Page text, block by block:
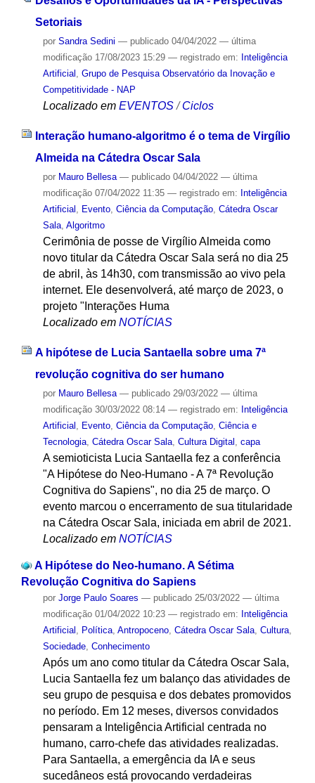
Setoriais
por Sandra Sedini — publicado04/04/2022 — última
modificação17/08/2023 15:29 — registrado em: Inteligência
Artificial , Grupo de Pesquisa Observatório da Inovação e
Competitividade - NAP
Localizado em EVENTOS /Ciclos
Interação humano-algoritmo é o tema de Virgílio
Almeida na Cátedra Oscar Sala
por Mauro Bellesa — publicado04/04/2022 — última
modificação07/04/2022 11:35 — registrado em: Inteligência
Artificial , Evento, Ciência da Computação, Cátedra Oscar
Sala, Algoritmo
Cerimônia de posse de Virgílio Almeida como
novo titular da Cátedra Oscar Sala será no dia 25
de abril, às 14h30, com transmissão ao vivo pela
internet. Ele desenvolverá, até março de 2023, o
projeto "Interações Huma
Localizado em NOTÍCIAS
A hipótese de Lucia Santaella sobre uma 7ª
revolução cognitiva do ser humano
por Mauro Bellesa — publicado29/03/2022 — última
modificação30/03/2022 08:14 — registrado em: Inteligência
Artificial
Evento, Ciência da Computação, Ciência e
Tecnologia, Cátedra Oscar Sala, Cultura Digital capa
A semioticista Lucia Santaella fez a conferência
"A Hipótese do Neo-Humano - A 7ª Revolução
Cognitiva do Sapiens", no dia 25 de março. O
evento marcou o encerramento de sua titularidade
na Cátedra Oscar Sala, iniciada em abril de 2021.
Localizado em NOTÍCIAS
A Hipótese do Neo-humano. A Sétima
Revolução Cognitiva do Sapiens
por Jorge Paulo Soares — publicado25/03/2022 — última
modificação01/04/2022 10:23 — registrado em: Inteligência
Artificial , Política, Antropoceno, Cátedra Oscar Sala, Cultura,
Sociedade, Conhecimento
Após um ano como titular da Cátedra Oscar Sala,
Lucia Santaella fez um balanço das atividades de
seu grupo de pesquisa e dos debates promovidos
no período. Em 12 meses, diversos convidados
pensaram a Inteligência Artificial centrada no
humano, carro-chefe das atividades realizadas.
Para Santaella, a emergência da IA e seus
sucedâneos está provocando verdadeiras